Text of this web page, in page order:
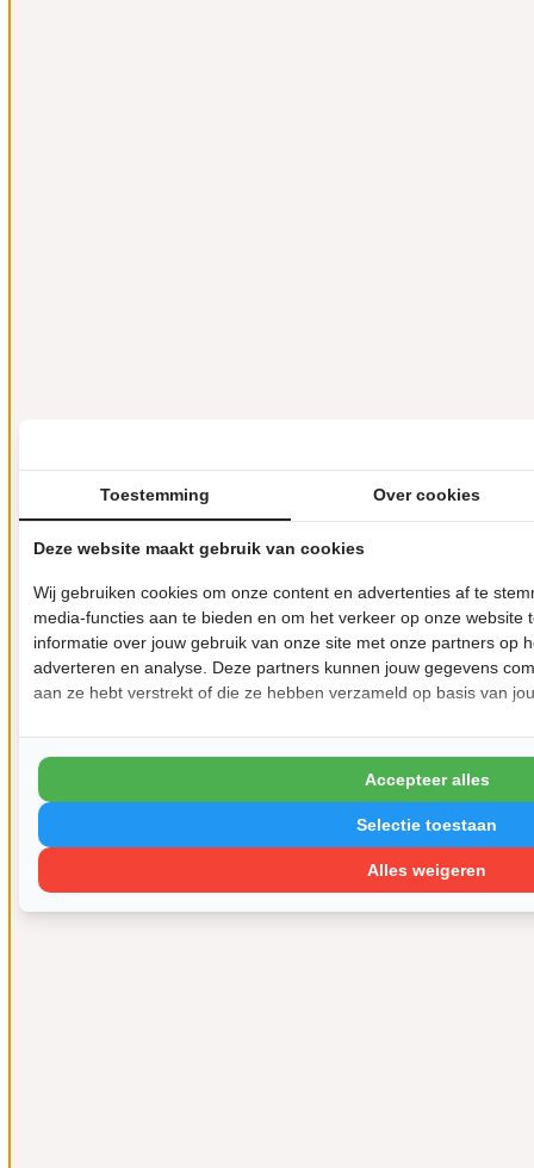
Toestemming Over cookies
Deze website maakt gebruik van cookies
Wij gebruiken cookies om onze content en advertenties af te
media-functies aan te bieden en om het verkeer op onze website
informatie over jouw gebruik van onze site met onze partners op
adverteren en analyse. Deze partners kunnen jouw gegevens
aan ze hebt verstrekt of die ze hebben verzameld op basis van
Alles weigeren
Selectie toestaan
Accepteer alles